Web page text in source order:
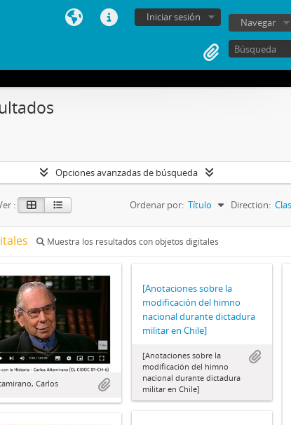
Iniciar sesión Navegar
Opciones avanzadas de búsqueda
: Ordenar por: Título Direction:
Muestra los resultados con objetos digitales
Carlos
[Anotaciones sobre la
modificación del himno
nacional durante dictadura
militar en Chile]
[Anotaciones sobre la
modificación del himno
nacional durante dictadura
militar en Chile]